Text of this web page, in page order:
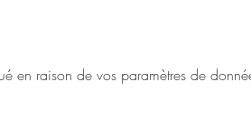
en raison de vos paramètres de